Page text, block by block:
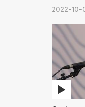
2022-10-